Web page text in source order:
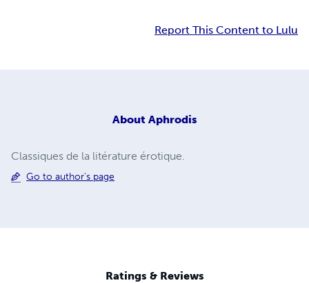
Report This Content to Lulu
About Aphrodis
Classiques de la litérature érotique.
Go to author's page
Ratings & Reviews